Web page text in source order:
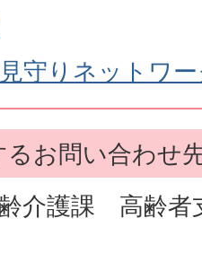
守りネットワ
るお問い合わせ
介護課 高齢者